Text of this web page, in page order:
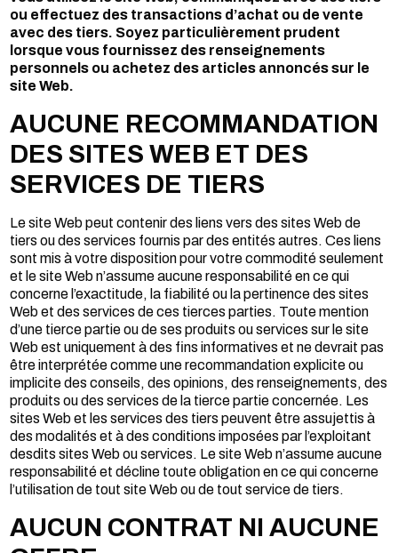
ou effectuez des transactions d’achat ou de vente
avec des tiers. Soyez particulièrement prudent
lorsque vous fournissez des renseignements
personnels ou achetez des articles annoncés sur le
site Web.
AUCUNE RECOMMANDATION
DES SITES WEB ET DES
SERVICES DE TIERS
Le site Web peut contenir des liens vers des sites Web de
tiers ou des services fournis par des entités autres. Ces liens
sont mis à votre disposition pour votre commodité seulement
et le site Web n’assume aucune responsabilité en ce qui
concerne l’exactitude, la fiabilité ou la pertinence des sites
Web et des services de ces tierces parties. Toute mention
d’une tierce partie ou de ses produits ou services sur le site
Web est uniquement à des fins informatives et ne devrait pas
être interprétée comme une recommandation explicite ou
implicite des conseils, des opinions, des renseignements, des
produits ou des services de la tierce partie concernée. Les
sites Web et les services des tiers peuvent être assujettis à
des modalités et à des conditions imposées par l’exploitant
desdits sites Web ou services. Le site Web n’assume aucune
responsabilité et décline toute obligation en ce qui concerne
l’utilisation de tout site Web ou de tout service de tiers.
AUCUN CONTRAT NI AUCUNE